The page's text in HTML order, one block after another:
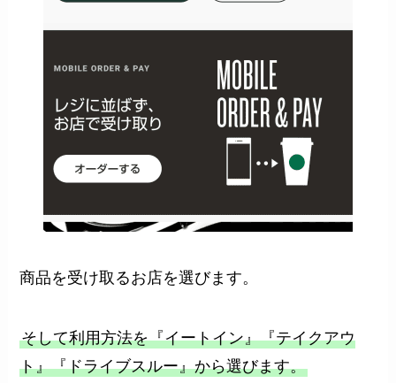
商品を受け取るお店を選びます。
そして利用方法を『イートイン』『テイクアウ
ト』『ドライブスルー』から選びます。